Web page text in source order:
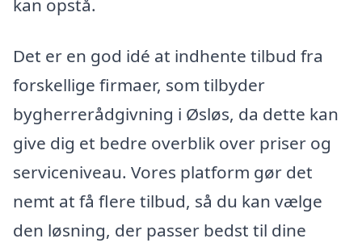
Det er en god idé at indhente tilbud fra
forskellige firmaer, som tilbyder
bygherrerådgivning i Øsløs, da dette kan
give dig et bedre overblik over priser og
serviceniveau. Vores platform gør det
nemt at få flere tilbud, så du kan vælge
den løsning, der passer bedst til dine